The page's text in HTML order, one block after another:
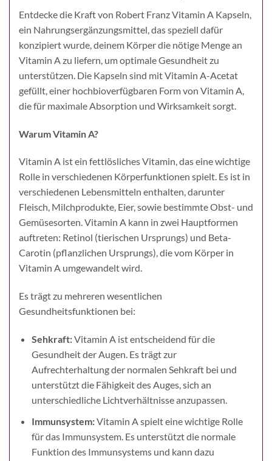
Entdecke die Kraft von Robert Franz Vitamin A Kapseln,
ein Nahrungsergänzungsmittel, das speziell dafür
konzipiert wurde, deinem Körper die nötige Menge an
Vitamin A zu liefern, um optimale Gesundheit zu
unterstützen. Die Kapseln sind mit Vitamin A-Acetat
gefüllt, einer hochbioverfügbaren Form von Vitamin A,
die für maximale Absorption und Wirksamkeit sorgt.
Warum Vitamin A?
Vitamin A ist ein fettlösliches Vitamin, das eine wichtige
Rolle in verschiedenen Körperfunktionen spielt. Es ist in
verschiedenen Lebensmitteln enthalten, darunter
Fleisch, Milchprodukte, Eier, sowie bestimmte Obst- und
Gemüsesorten. Vitamin A kann in zwei Hauptformen
auftreten: Retinol (tierischen Ursprungs) und Beta-
Carotin (pflanzlichen Ursprungs), die vom Körper in
Vitamin A umgewandelt wird.
Es trägt zu mehreren wesentlichen
Gesundheitsfunktionen bei:
Sehkraft:Vitamin A ist entscheidend für die
Gesundheit der Augen. Es trägt zur
Aufrechterhaltung der normalen Sehkraft bei und
unterstützt die Fähigkeit des Auges, sich an
unterschiedliche Lichtverhältnisse anzupassen.
Immunsystem:Vitamin A spielt eine wichtige Rolle
für das Immunsystem. Es unterstützt die normale
Funktion des Immunsystems und kann dazu